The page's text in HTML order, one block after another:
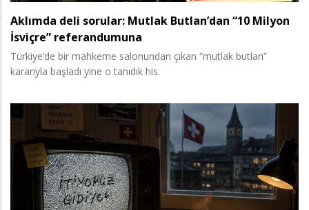
Aklımda deli sorular: Mutlak Butlan’dan “10 Milyon
İsviçre” referandumuna
Türkiye’de bir mahkeme salonundan çıkan “mutlak butlan”
kararıyla başladı yine o tanıdık his.